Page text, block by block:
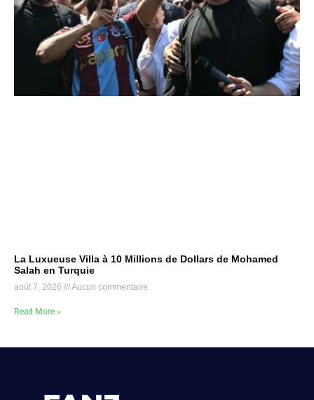
La Luxueuse Villa à 10 Millions de Dollars de Mohamed
Salah en Turquie
août 7, 2026 Aucun commentaire
Read More »